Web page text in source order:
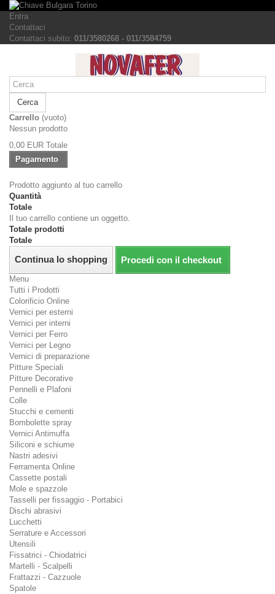
Entra
Contattaci
Contattaci subito: 011/3580268 - 011/3584759
Cerca
Carrello (vuoto)
Nessun prodotto
0,00 EUR Totale
Pagamento
Prodotto aggiunto al tuo carrello
Quantità
Totale
Il tuo carrello contiene un oggetto.
Totale prodotti
Totale
Continua lo shopping Procedi con il checkout
Menu
Tutti i Prodotti
Colorificio Online
Vernici per esterni
Vernici per interni
Vernici per Ferro
Vernici per Legno
Vernici di preparazione
Pitture Speciali
Pitture Decorative
Pennelli e Plafoni
Colle
Stucchi e cementi
Bombolette spray
Vernici Antimuffa
Siliconi e schiume
Nastri adesivi
Ferramenta Online
Cassette postali
Mole e spazzole
Tasselli per fissaggio - Portabici
Dischi abrasivi
Lucchetti
Serrature e Accessori
Utensili
Fissatrici - Chiodatrici
Martelli - Scalpelli
Frattazzi - Cazzuole
Spatole